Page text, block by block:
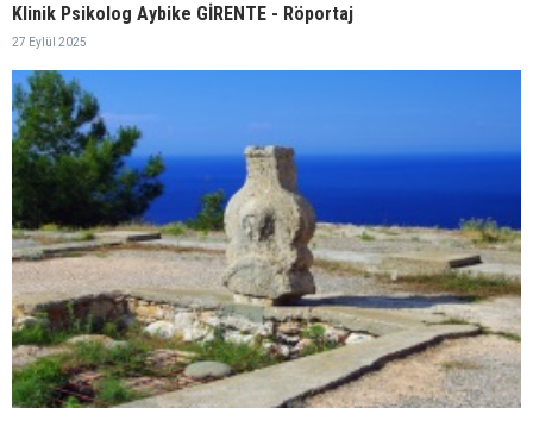
Klinik Psikolog Aybike GİRENTE - Röportaj
27 Eylül 2025